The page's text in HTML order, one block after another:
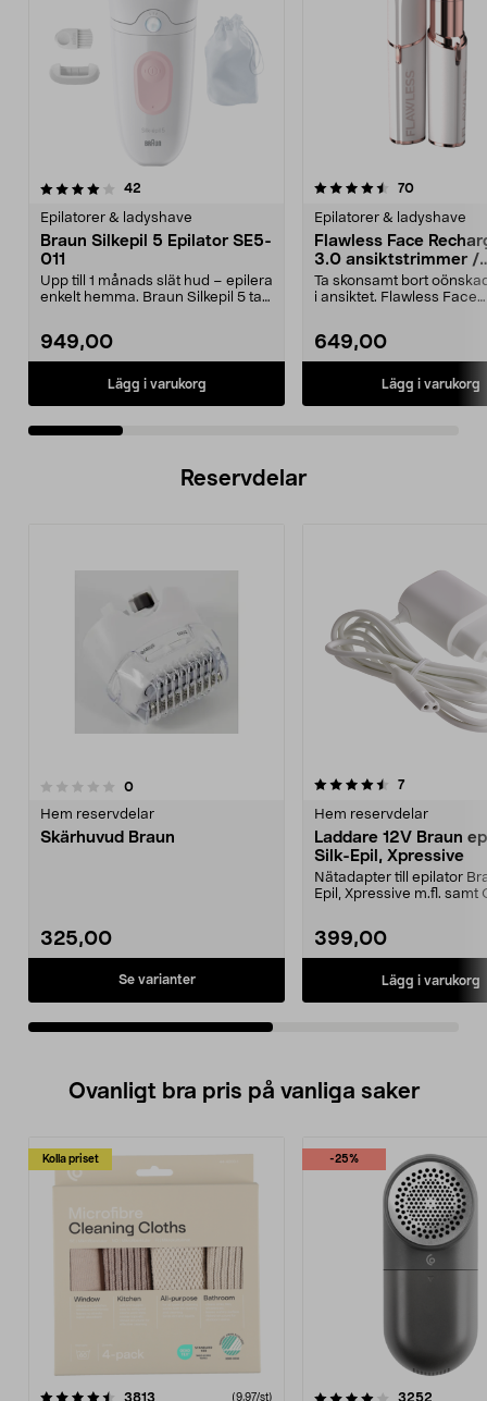
42
Epilatorer & ladyshave
Braun Silkepil 5 Epilator SE5-
011
Upp till 1 månads slät hud – epilera
enkelt hemma. Braun Silkepil 5 tar
949,00
Lägg i varukorg
4.5 av 5 stjärnor 70recensioner
Epilatorer & ladyshave
Flawless Face
3.0 ansiktstrimmer /
hårborttagare,
Ta skonsamt bort
i ansiktet. Flawless Face
649,00
Lägg i varukorg
4.0 av 5 stjärnor
Reservdelar
0recensioner
Hem reservdelar
Skärhuvud Braun
325,00
Se varianter
4.5av 5 stjärnor 7recensioner
Hem reservdelar
Laddare 12V Braun
Silk-Epil, Xpressive
Nätadapter till epilator
Epil, Xpressive m.fl. samt
399,00
Lägg i varukorg
0.0 av 5 stjärnor
Ovanligt bra pris på vanliga saker
Kolla priset
3813 (9,97/st)
-25%
4.0av 5 stjärnor 3252
4.5av 5 stjärnor